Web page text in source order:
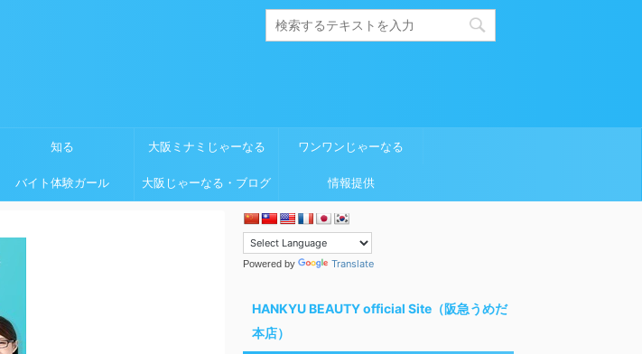
知る 大阪ミナミじゃーなる ワンワンじゃーなる
バイト体験ガール 大阪じゃーなる・ブログ 情報提供
Powered by Translate
HANKYU BEAUTY official Site（阪急うめだ
本店）